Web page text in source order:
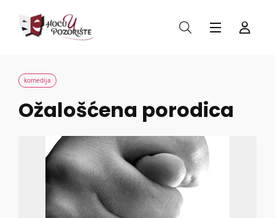
komedija
Ožalošćena porodica